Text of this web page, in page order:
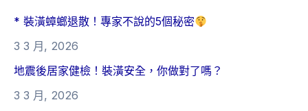
* 裝潢蟑螂退散！專家不說的5個秘密
3 3 月, 2026
地震後居家健檢！裝潢安全，你做對了嗎？
3 3 月, 2026